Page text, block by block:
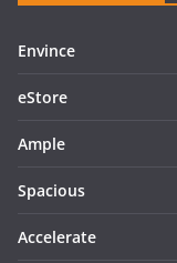
Envince
eStore
Ample
Spacious
Accelerate